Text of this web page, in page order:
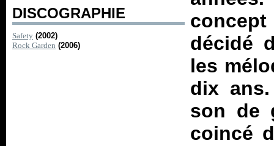
DISCOGRAPHIE
Safety (2002)
Rock Garden (2006)
décidé
les
dix
son de
coincé